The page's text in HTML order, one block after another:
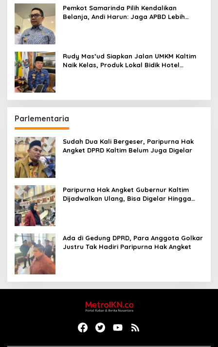
Pemkot Samarinda Pilih Kendalikan
Belanja, Andi Harun: Jaga APBD Lebih
Rudy Mas’ud Siapkan Jalan UMKM Kaltim
Naik Kelas, Produk Lokal Bidik Hotel
Parlementaria
Sudah Dua Kali Bergeser, Paripurna Hak
Angket DPRD Kaltim Belum Juga Digelar
Paripurna Hak Angket Gubernur Kaltim
Dijadwalkan Ulang, Bisa Digelar Hingga
Ada di Gedung DPRD, Para Anggota Golkar
Justru Tak Hadiri Paripurna Hak Angket